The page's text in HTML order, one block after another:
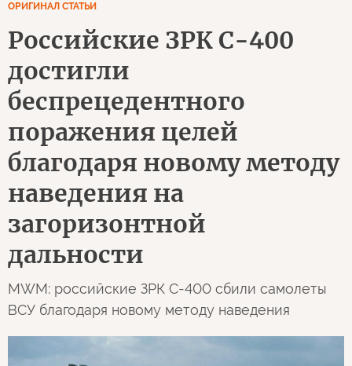
ОРИГИНАЛ СТАТЬИ
Российские ЗРК С-400
достигли
беспрецедентного
поражения целей
благодаря новому методу
наведения на
загоризонтной
дальности
MWM: российские ЗРК С-400 сбили самолеты
ВСУ благодаря новому методу наведения